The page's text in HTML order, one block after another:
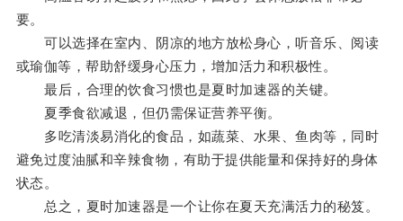
要。
可以选择在室内、阴凉的地方放松身心，听音乐、阅读
或瑜伽等，帮助舒缓身心压力，增加活力和积极性。
最后，合理的饮食习惯也是夏时加速器的关键。
夏季食欲减退，但仍需保证营养平衡。
多吃清淡易消化的食品，如蔬菜、水果、鱼肉等，同时
避免过度油腻和辛辣食物，有助于提供能量和保持好的身体
状态。
总之，夏时加速器是一个让你在夏天充满活力的秘笈。